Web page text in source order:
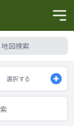
地図検索
選択する